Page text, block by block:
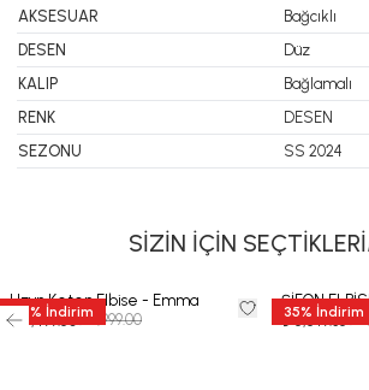
AKSESUAR
Bağcıklı
DESEN
Düz
KALIP
Bağlamalı
RENK
DESEN
SEZONU
SS 2024
SİZİN İÇİN
50 % İndirim
Uzun Keten Elbise - Emma
₺ 4,499.50 ₺ 8,999.00 35% İndirim
ŞİFON
₺ 5,849.35 ₺